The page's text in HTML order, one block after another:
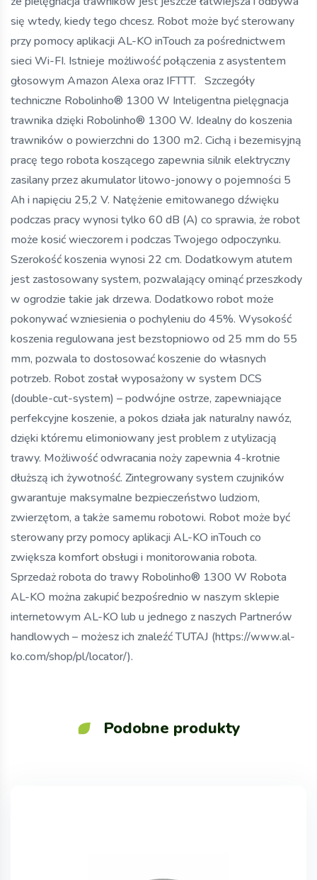
się wtedy, kiedy tego chcesz. Robot może być sterowany
przy pomocy aplikacji AL-KO inTouch za pośrednictwem
sieci Wi-FI. Istnieje możliwość połączenia z asystentem
głosowym Amazon Alexa oraz IFTTT. Szczegóły
techniczne Robolinho® 1300 W Inteligentna pielęgnacja
trawnika dzięki Robolinho® 1300 W. Idealny do koszenia
trawników o powierzchni do 1300 m2. Cichą i bezemisyjną
pracę tego robota koszącego zapewnia silnik elektryczny
zasilany przez akumulator litowo-jonowy o pojemności 5
Ah i napięciu 25,2 V. Natężenie emitowanego dźwięku
podczas pracy wynosi tylko 60 dB (A) co sprawia, że robot
może kosić wieczorem i podczas Twojego odpoczynku.
Szerokość koszenia wynosi 22 cm. Dodatkowym atutem
jest zastosowany system, pozwalający ominąć przeszkody
w ogrodzie takie jak drzewa. Dodatkowo robot może
pokonywać wzniesienia o pochyleniu do 45%. Wysokość
koszenia regulowana jest bezstopniowo od 25 mm do 55
mm, pozwala to dostosować koszenie do własnych
potrzeb. Robot został wyposażony w system DCS
(double-cut-system) – podwójne ostrze, zapewniające
perfekcyjne koszenie, a pokos działa jak naturalny nawóz,
dzięki któremu elimoniowany jest problem z utylizacją
trawy. Możliwość odwracania noży zapewnia 4-krotnie
dłuższą ich żywotność. Zintegrowany system czujników
gwarantuje maksymalne bezpieczeństwo ludziom,
zwierzętom, a także samemu robotowi. Robot może być
sterowany przy pomocy aplikacji AL-KO inTouch co
zwiększa komfort obsługi i monitorowania robota.
Sprzedaż robota do trawy Robolinho® 1300 W Robota
AL-KO można zakupić bezpośrednio w naszym sklepie
internetowym AL-KO lub u jednego z naszych Partnerów
handlowych – możesz ich znaleźć TUTAJ (https://www.al-
ko.com/shop/pl/locator/).
Podobne produkty